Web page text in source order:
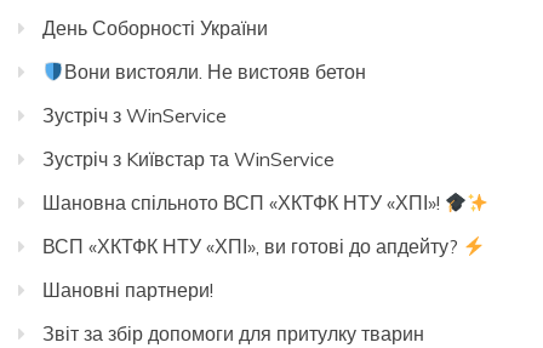
День Соборності України
Вони вистояли. Не вистояв бетон
Зустріч з WinService
Зустріч з Kиївстар та WinService
Шановна спільното ВСП «ХКТФК НТУ «ХПІ»!
ВСП «ХКТФК НТУ «ХПІ», ви готові до апдейту?
Шановні партнери!
Звіт за збір допомоги для притулку тварин